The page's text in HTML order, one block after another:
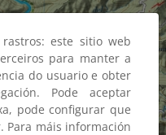
este sitio web
para manter a
do usuario e obter
Pode aceptar
pode configurar que
máis información